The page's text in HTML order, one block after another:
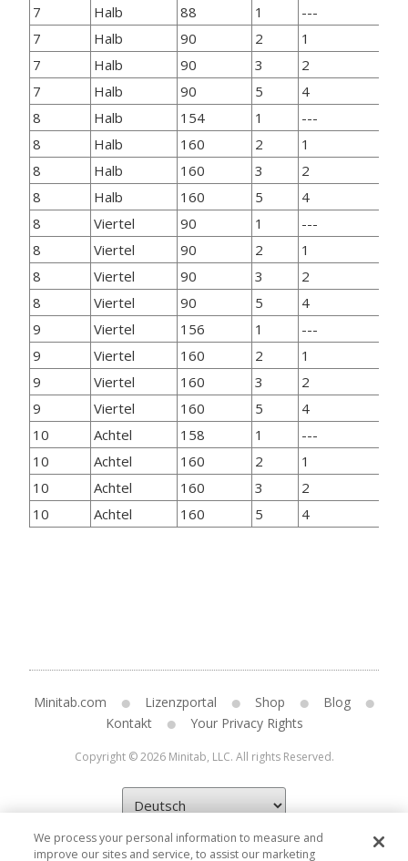
7
Halb 88 1 ---
7
Halb 90 2 1
7
Halb 90 3 2
7
Halb 90 5 4
8
Halb 154 1 ---
8
Halb 160 2 1
8
Halb 160 3 2
8
Halb 160 5 4
8
Viertel 90 1 ---
8
Viertel 90 2 1
8
Viertel 90 3 2
8
Viertel 90 5 4
9
Viertel 156 1 ---
9
Viertel 160 2 1
9
Viertel 160 3 2
9
Viertel 160 5 4
10
Achtel 158 1 ---
10
Achtel 160 2 1
10
Achtel 160 3 2
10
Achtel 160 5 4
Minitab.com Lizenzportal Shop
Blog
Kontakt
Your Privacy Rights
Copyright © 2026 Minitab, LLC. All rights Reserved.
We process your personal information to measure and
improve our sites and service, to assist our marketing